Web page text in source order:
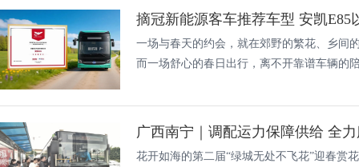
摘冠新能源客车推荐车型 安凯E85
一场与春天的约会，就在郊野的繁花、乡间
而一场舒心的春日出行，离不开靠谱车辆的
广西南宁｜调配运力保障供给 全
花开如海的第二届“绿城无处不飞花”迎春赏